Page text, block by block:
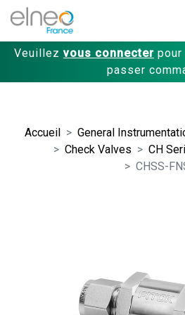
Veuillez vous connecter
passer
Accueil
General
Check Valves
CH
CHSS-